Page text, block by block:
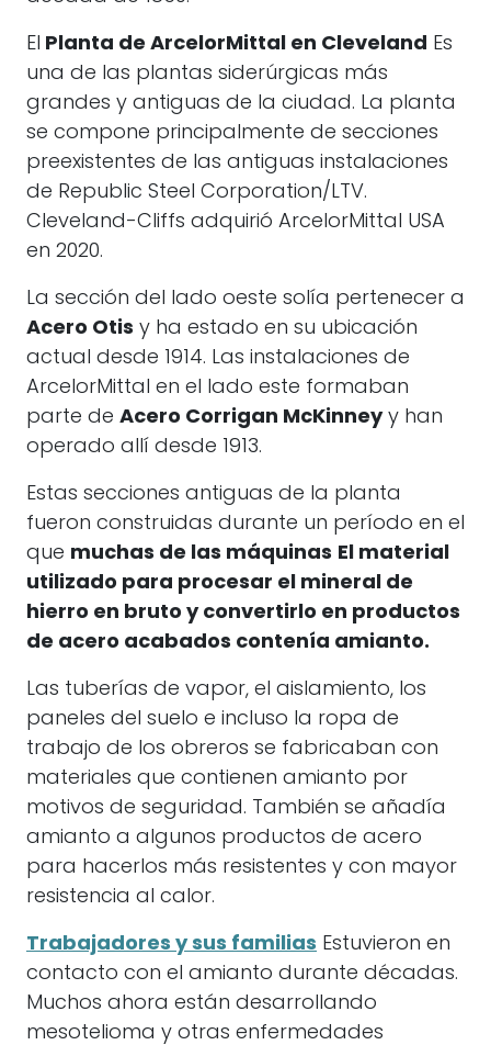
El Planta de ArcelorMittal en Cleveland Es
una de las plantas siderúrgicas más
grandes y antiguas de la ciudad. La planta
se compone principalmente de secciones
preexistentes de las antiguas instalaciones
de Republic Steel Corporation/LTV.
Cleveland-Cliffs adquirió ArcelorMittal USA
en 2020.
La sección del lado oeste solía pertenecer a
Acero Otis y ha estado en su ubicación
actual desde 1914. Las instalaciones de
ArcelorMittal en el lado este formaban
parte de Acero Corrigan McKinneyy han
operado allí desde 1913.
Estas secciones antiguas de la planta
fueron construidas durante un período en el
que muchas de las máquinas El material
utilizado para procesar el mineral de
hierro en bruto y convertirlo en productos
de acero acabados contenía amianto.
Las tuberías de vapor, el aislamiento, los
paneles del suelo e incluso la ropa de
trabajo de los obreros se fabricaban con
materiales que contienen amianto por
motivos de seguridad. También se añadía
amianto a algunos productos de acero
para hacerlos más resistentes y con mayor
resistencia al calor.
Trabajadores y sus familias Estuvieron en
contacto con el amianto durante décadas.
Muchos ahora están desarrollando
mesotelioma y otras enfermedades